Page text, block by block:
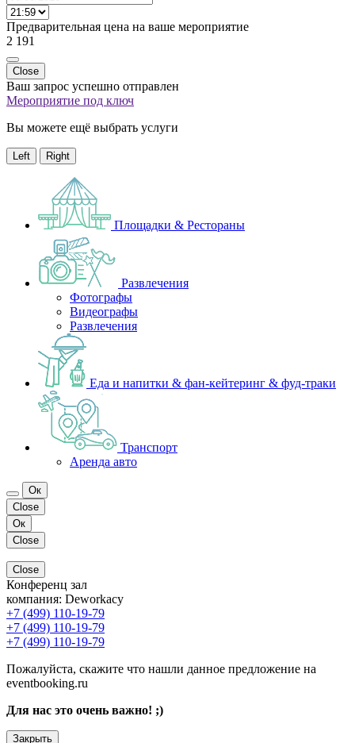
Предварительная цена на ваше мероприятие
2 191
Close
Ваш запрос успешно отправлен
Мероприятие под ключ
Вы можете ещё выбрать услуги
Left Right
Площадки & Рестораны
Развлечения
Фотографы
Видеографы
Развлечения
Еда и напитки & фан-кейтеринг & фуд-траки
Транспорт
Аренда авто
Ок
Close
Ок
Close
Close
Конференц зал
компания: Deworkacy
+7 (499) 110-19-79
+7 (499) 110-19-79
+7 (499) 110-19-79
Пожалуйста, скажите что нашли данное предложение на
eventbooking.ru
Для нас это очень важно! ;)
Закрыть